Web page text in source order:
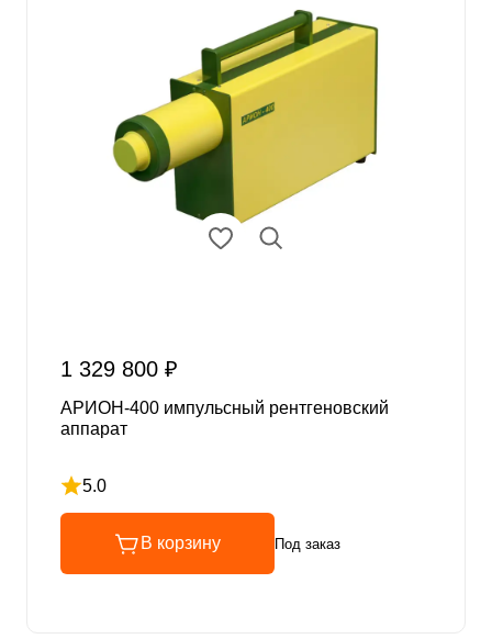
1 329 800 ₽
АРИОН-400 импульсный рентгеновский
аппарат
5.0
Рейтинг 5 из 5
В корзину Под заказ